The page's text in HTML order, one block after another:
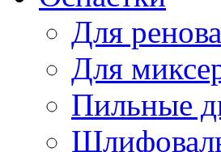
Для
Для
Пильные